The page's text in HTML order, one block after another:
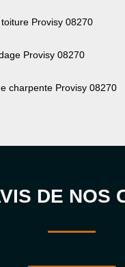
Provisy 08270
Provisy 08270
charpente Provisy 08270
DE NOS